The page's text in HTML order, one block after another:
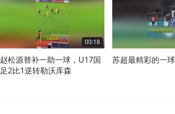
00:18
赵松源替补一助一球，U17国
足2比1逆转勒沃库森
苏超最精彩的一球